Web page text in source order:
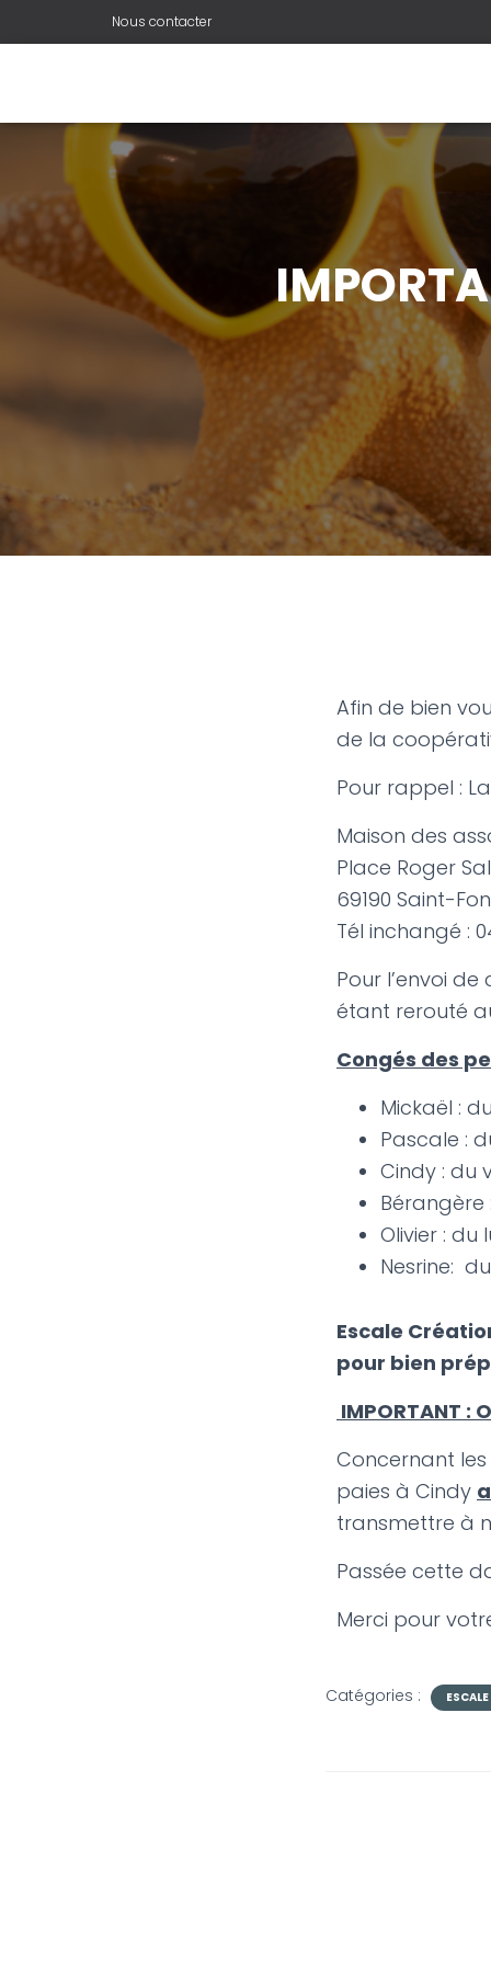
Nous contacter
Afin de bien
de la
Pour rappel :
Maison des
Place Roger
69190 Saint-
Tél inchangé :
Pour l’envoi
étant rerouté
Congés des
Mickaël :
Pascale :
Cindy : du
Bérangère
Olivier : du
Nesrine:
Escale
pour bien
IMPORTANT :
Concernant
paies à Cindy
transmettre à
Passée cette
Merci pour
Catégories :